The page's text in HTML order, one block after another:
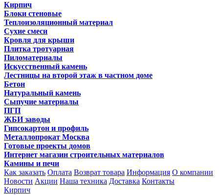
Кирпич
Блоки стеновые
Теплоизоляционный материал
Сухие смеси
Кровля для крыши
Плитка тротуарная
Пиломатериалы
Искусственный камень
Лестницы на второй этаж в частном доме
Бетон
Натуральный камень
Сыпучие материалы
ПГП
ЖБИ заводы
Гипсокартон и профиль
Металлопрокат Москва
Готовые проекты домов
Интернет магазин строительных материалов
Камины и печи
Как заказать Оплата Возврат товара Информация О компании
Новости Акции Наша техника Доставка Контакты
Кирпич